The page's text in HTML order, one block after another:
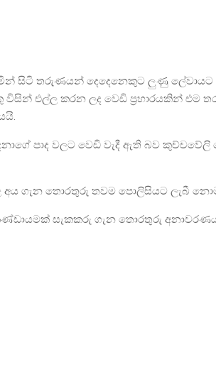
සිටි තරුණයන් දෙදෙනෙකුට ලුණු
විසින් එල්ල කරන ලද වෙඩි ප්‍රහාරයකින් එම
පාද වලට වෙඩි වැදී ඇති බව
අය ගැන තොරතුරු තවම පොලිසියට ලැබී
සැකකරු ගැන තොරතුරු